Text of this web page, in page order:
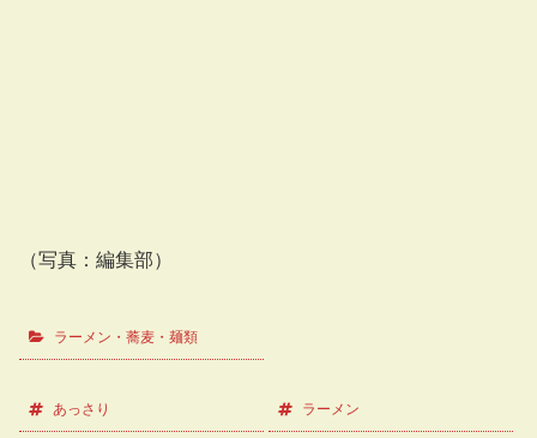
（写真：編集部）
ラーメン・蕎麦・麺類
あっさり ラーメン